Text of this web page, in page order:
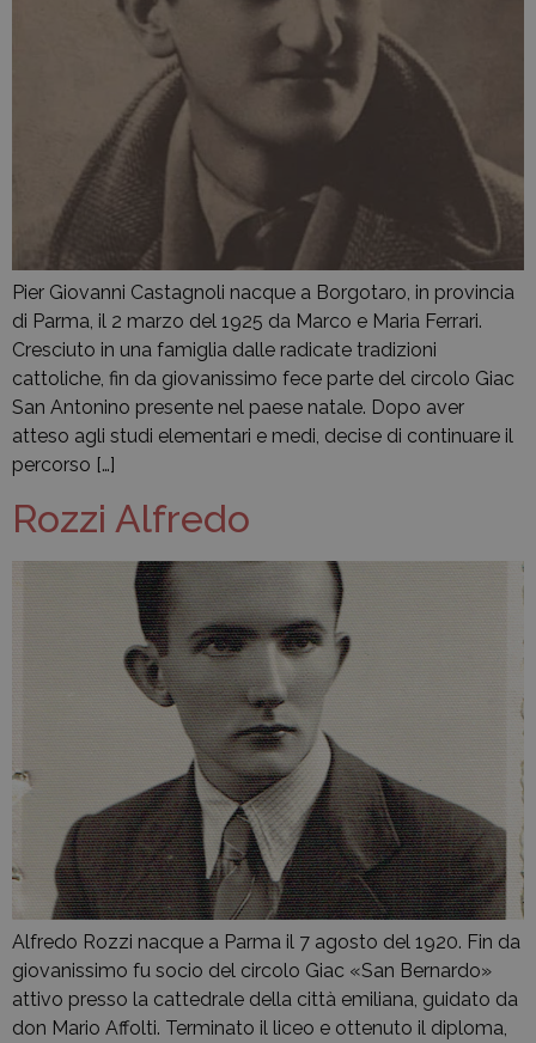
Pier Giovanni Castagnoli nacque a Borgotaro, in provincia
di Parma, il 2 marzo del 1925 da Marco e Maria Ferrari.
Cresciuto in una famiglia dalle radicate tradizioni
cattoliche, fin da giovanissimo fece parte del circolo Giac
San Antonino presente nel paese natale. Dopo aver
atteso agli studi elementari e medi, decise di continuare il
percorso […]
Rozzi Alfredo
Alfredo Rozzi nacque a Parma il 7 agosto del 1920. Fin da
giovanissimo fu socio del circolo Giac «San Bernardo»
attivo presso la cattedrale della città emiliana, guidato da
don Mario Affolti. Terminato il liceo e ottenuto il diploma,